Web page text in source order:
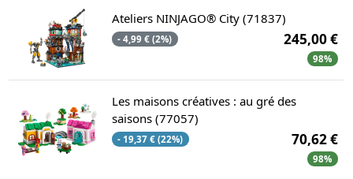
Ateliers NINJAGO® City (71837)
- 4,99 € (2%) 245,00 €
98%
Les maisons créatives : au gré des
saisons (77057)
- 19,37 € (22%) 70,62 €
98%